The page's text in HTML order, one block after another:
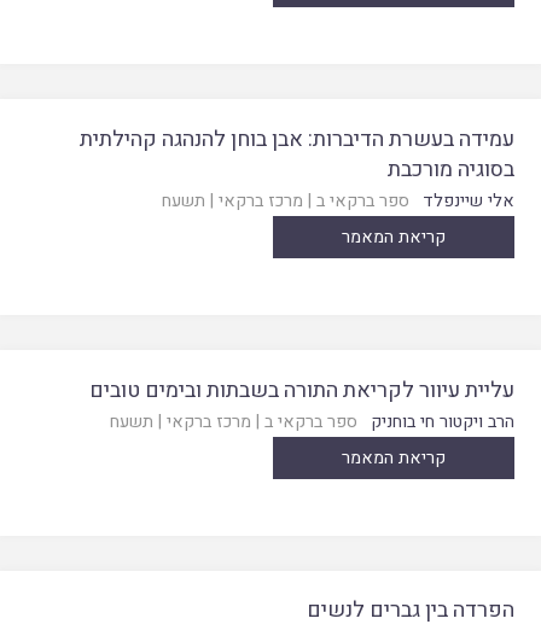
עמידה בעשרת הדיברות: אבן בוחן להנהגה קהילתית
בסוגיה מורכבת
אלי שיינפלד ספר ברקאי ב | מרכז ברקאי | תשעח
קריאת המאמר
עליית עיוור לקריאת התורה בשבתות ובימים טובים
הרב ויקטור חי בוחניק ספר ברקאי ב | מרכז ברקאי | תשעח
קריאת המאמר
הפרדה בין גברים לנשים